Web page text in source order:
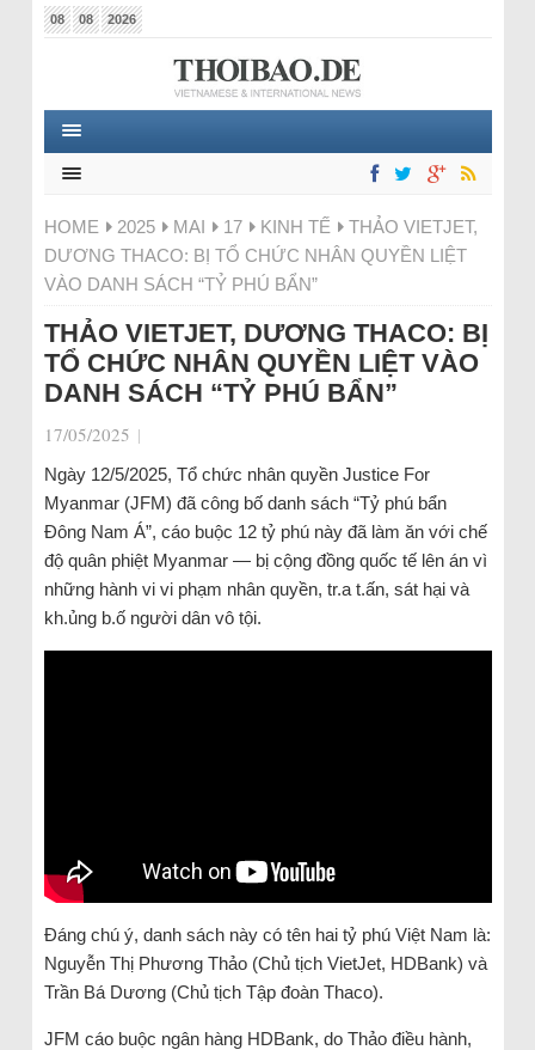
08 08 2026
HOME 2025 MAI 17 KINH TẾ
THẢO VIETJET,
DƯƠNG THACO: BỊ TỔ CHỨC NHÂN QUYỀN LIỆT
VÀO DANH SÁCH “TỶ PHÚ BẨN”
THẢO VIETJET, DƯƠNG THACO: BỊ
TỔ CHỨC NHÂN QUYỀN LIỆT VÀO
DANH SÁCH “TỶ PHÚ BẨN”
17/05/2025 |
Ngày 12/5/2025, Tổ chức nhân quyền Justice For
Myanmar (JFM) đã công bố danh sách “Tỷ phú bẩn
Đông Nam Á”, cáo buộc 12 tỷ phú này đã làm ăn với chế
độ quân phiệt Myanmar — bị cộng đồng quốc tế lên án vì
những hành vi vi phạm nhân quyền, tr.a t.ấn, sát hại và
kh.ủng b.ố người dân vô tội.
Đáng chú ý, danh sách này có tên hai tỷ phú Việt Nam là:
Nguyễn Thị Phương Thảo (Chủ tịch VietJet, HDBank) và
Trần Bá Dương (Chủ tịch Tập đoàn Thaco).
JFM cáo buộc ngân hàng HDBank, do Thảo điều hành,